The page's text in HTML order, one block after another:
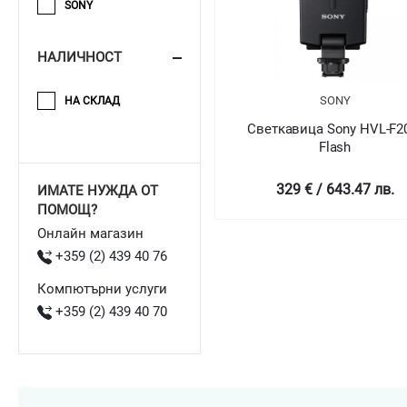
SONY
Светкавица Sony HVL-
Flash
329 € / 643.47 лв.
SONY
НАЛИЧНОСТ
НА СКЛАД
ИМАТЕ НУЖДА ОТ
ПОМОЩ?
Онлайн магазин
+359 (2) 439 40 76
Компютърни услуги
+359 (2) 439 40 70